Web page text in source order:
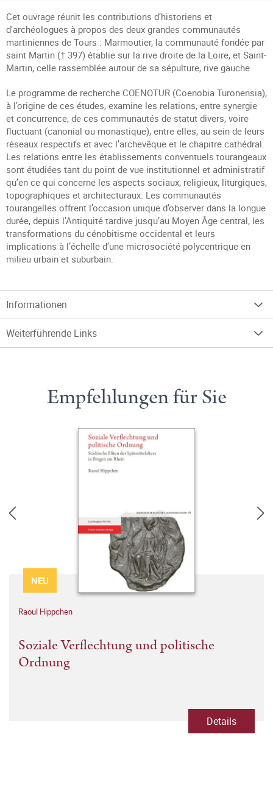
Cet ouvrage réunit les contributions d’historiens et
d’archéologues à propos des deux grandes communautés
martiniennes de Tours : Marmoutier, la communauté fondée par
saint Martin († 397) établie sur la rive droite de la Loire, et Saint-
Martin, celle rassemblée autour de sa sépulture, rive gauche.
Le programme de recherche COENOTUR (Coenobia Turonensia),
à l’origine de ces études, examine les relations, entre synergie
et concurrence, de ces communautés de statut divers, voire
fluctuant (canonial ou monastique), entre elles, au sein de leurs
réseaux respectifs et avec l’archevêque et le chapitre cathédral.
Les relations entre les établissements conventuels tourangeaux
sont étudiées tant du point de vue institutionnel et administratif
qu’en ce qui concerne les aspects sociaux, religieux, liturgiques,
topographiques et architecturaux. Les communautés
tourangelles offrent l’occasion unique d’observer dans la longue
durée, depuis l’Antiquité tardive jusqu’au Moyen Âge central, les
transformations du cénobitisme occidental et leurs
implications à l’échelle d’une microsociété polycentrique en
milieu urbain et suburbain.
Informationen
Weiterführende Links
Empfehlungen für Sie
NEU
Raoul Hippchen
Soziale Verflechtung und politische
Ordnung
Details